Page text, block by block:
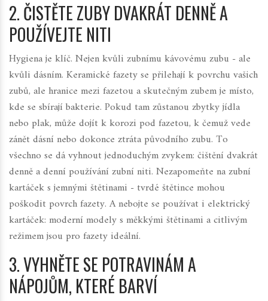
2. ČISTĚTE ZUBY DVAKRÁT DENNĚ A
POUŽÍVEJTE NITI
Hygiena je klíč. Nejen kvůli zubnímu kávovému zubu - ale
kvůli dásním. Keramické fazety se přilehají k povrchu vašich
zubů, ale hranice mezi fazetou a skutečným zubem je místo,
kde se sbírají bakterie. Pokud tam zůstanou zbytky jídla
nebo plak, může dojít k korozi pod fazetou, k čemuž vede
zánět dásní nebo dokonce ztráta původního zubu. To
všechno se dá vyhnout jednoduchým zvykem: čištění dvakrát
denně a denní používání zubní niti. Nezapomeňte na zubní
kartáček s jemnými štětinami - tvrdé štětince mohou
poškodit povrch fazety. A nebojte se používat i elektrický
kartáček: moderní modely s měkkými štětinami a citlivým
režimem jsou pro fazety ideální.
3. VYHNĚTE SE POTRAVINÁM A
NÁPOJŮM, KTERÉ BARVÍ